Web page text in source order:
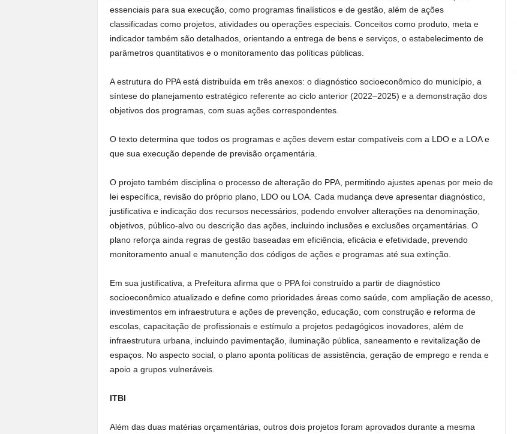
essenciais para sua execução, como programas finalísticos e de gestão, além de ações
classificadas como projetos, atividades ou operações especiais. Conceitos como produto, meta e
indicador também são detalhados, orientando a entrega de bens e serviços, o estabelecimento de
parâmetros quantitativos e o monitoramento das políticas públicas.
A estrutura do PPA está distribuída em três anexos: o diagnóstico socioeconômico do município, a
síntese do planejamento estratégico referente ao ciclo anterior (2022–2025) e a demonstração dos
objetivos dos programas, com suas ações correspondentes.
O texto determina que todos os programas e ações devem estar compatíveis com a LDO e a LOA e
que sua execução depende de previsão orçamentária.
O projeto também disciplina o processo de alteração do PPA, permitindo ajustes apenas por meio de
lei específica, revisão do próprio plano, LDO ou LOA. Cada mudança deve apresentar diagnóstico,
justificativa e indicação dos recursos necessários, podendo envolver alterações na denominação,
objetivos, público-alvo ou descrição das ações, incluindo inclusões e exclusões orçamentárias. O
plano reforça ainda regras de gestão baseadas em eficiência, eficácia e efetividade, prevendo
monitoramento anual e manutenção dos códigos de ações e programas até sua extinção.
Em sua justificativa, a Prefeitura afirma que o PPA foi construído a partir de diagnóstico
socioeconômico atualizado e define como prioridades áreas como saúde, com ampliação de acesso,
investimentos em infraestrutura e ações de prevenção, educação, com construção e reforma de
escolas, capacitação de profissionais e estímulo a projetos pedagógicos inovadores, além de
infraestrutura urbana, incluindo pavimentação, iluminação pública, saneamento e revitalização de
espaços. No aspecto social, o plano aponta políticas de assistência, geração de emprego e renda e
apoio a grupos vulneráveis.
ITBI
Além das duas matérias orçamentárias, outros dois projetos foram aprovados durante a mesma